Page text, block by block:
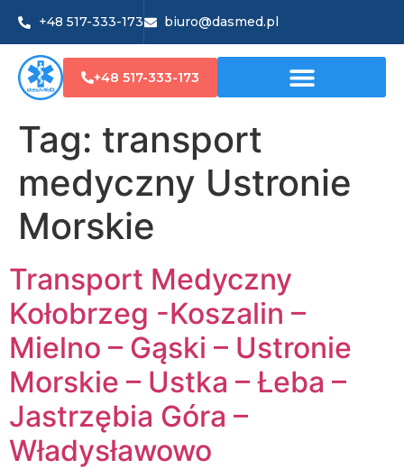
+48 517-333-173 biuro@dasmed.pl
+48 517-333-173
Tag: transport
medyczny Ustronie
Morskie
Transport Medyczny
Kołobrzeg -Koszalin –
Mielno – Gąski – Ustronie
Morskie – Ustka – Łeba –
Jastrzębia Góra –
Władysławowo